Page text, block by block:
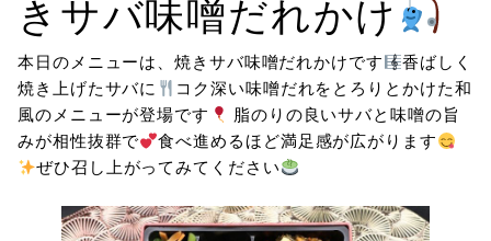
きサバ味噌だれかけ
本日のメニューは、焼きサバ味噌だれかけです
香ばしく
焼き上げたサバに
コク深い味噌だれをとろりとかけた和
風のメニューが登場です
脂のりの良いサバと味噌の旨
みが相性抜群で
食べ進めるほど満足感が広がります
ぜひ召し上がってみてください